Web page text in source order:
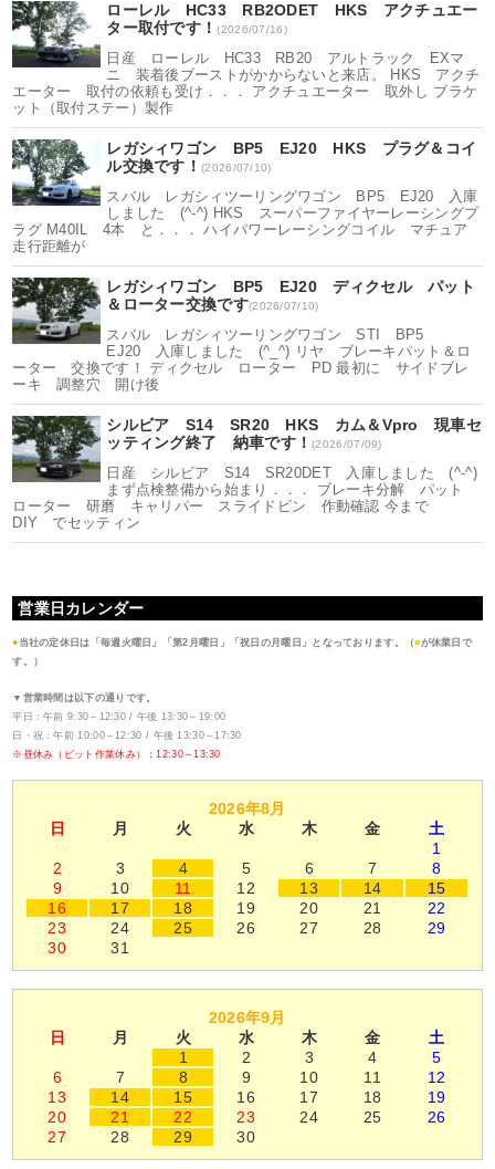
ローレル HC33 RB2ODET HKS アクチュエー
ター取付です！(2026/07/16)
日産 ローレル HC33 RB20 アルトラック EXマ
ニ 装着後ブーストがかからないと来店。 HKS アクチ
エーター 取付の依頼も受け．．． アクチュエーター 取外し ブラケ
ット（取付ステー）製作
レガシィワゴン BP5 EJ20 HKS プラグ＆コイ
ル交換です！(2026/07/10)
スバル レガシィツーリングワゴン BP5 EJ20 入庫
しました (^-^) HKS スーパーファイヤーレーシングプ
ラグ M40IL 4本 と．．． ハイパワーレーシングコイル マチュア
走行距離が
レガシィワゴン BP5 EJ20 ディクセル パット
＆ローター交換です(2026/07/10)
スバル レガシィツーリングワゴン STI BP5
EJ20 入庫しました (^_^) リヤ ブレーキパット＆ロ
ーター 交換です！ ディクセル ローター PD 最初に サイドブレ
ーキ 調整穴 開け後
シルビア S14 SR20 HKS カム＆Vpro 現車セ
ッティング終了 納車です！(2026/07/09)
日産 シルビア S14 SR20DET 入庫しました (^-^)
まず点検整備から始まり．．． ブレーキ分解 パット
ローター 研磨 キャリパー スライドピン 作動確認 今まで
DIY でセッティン
営業日カレンダー
● 当社の定休日は「毎週火曜日」「第2月曜日」「祝日の月曜日」となっております。（■が休業日で
す。）
▼営業時間は以下の通りです。
平日：午前 9:30～12:30 / 午後 13:30～19:00
日・祝：午前 10:00～12:30 / 午後 13:30～17:30
※昼休み（ピット作業休み）：12:30～13:30
2026年8月
日
月 火 水 木 金
土
1
2
3 4 5 6 7
8
9
10 11 12 13 14
15
16
17 18 19 20 21
22
23
24 25 26 27 28
29
30
31
2026年9月
日
月 火 水 木 金
土
1
2 3 4
5
6
7 8 9 10 11
12
13
14 15 16 17 18
19
20
21 22 23 24 25
26
27
28 29 30